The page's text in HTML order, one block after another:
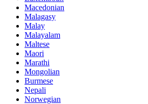
Macedonian
Malagasy
Malay
Malayalam
Maltese
Maori
Marathi
Mongolian
Burmese
Nepali
Norwegian